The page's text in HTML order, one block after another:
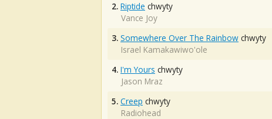
2. Riptide chwyty
Vance Joy
3. Somewhere Over The Rainbow chwyty
Israel Kamakawiwo'ole
4. I'm Yours chwyty
Jason Mraz
5. Creep chwyty
Radiohead